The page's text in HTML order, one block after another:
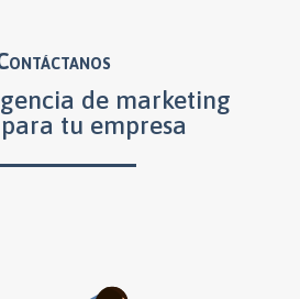
de marketing
tu empresa